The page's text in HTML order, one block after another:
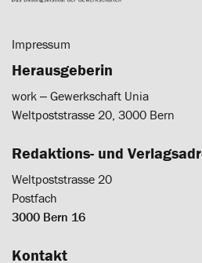
Impressum
Herausgeberin
work ‒ Gewerkschaft Unia
Weltpoststrasse 20, 3000 Bern
Redaktions- und
Weltpoststrasse 20
Postfach
3000 Bern 16
Kontakt